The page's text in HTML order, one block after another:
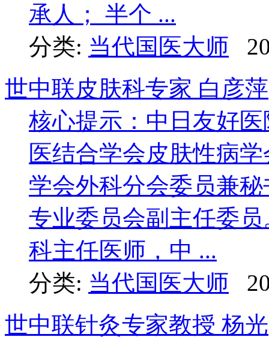
承人； 半个 ...
分类: 当代国医大师
世中联皮肤科专家 白彦萍
核心提示：中日友好
医结合学会皮肤性病
学会外科分会委员兼
专业委员会副主任
科主任医师，中 ...
分类: 当代国医大师
世中联针灸专家教授 杨光